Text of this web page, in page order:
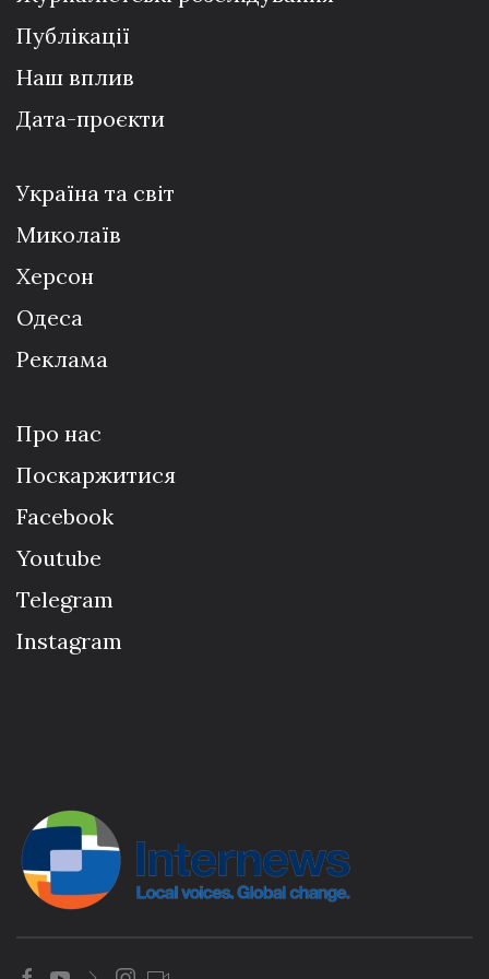
Публікації
Наш вплив
Дата-проєкти
Україна та світ
Миколаїв
Херсон
Одеса
Реклама
Про нас
Поскаржитися
Facebook
Youtube
Telegram
Instagram